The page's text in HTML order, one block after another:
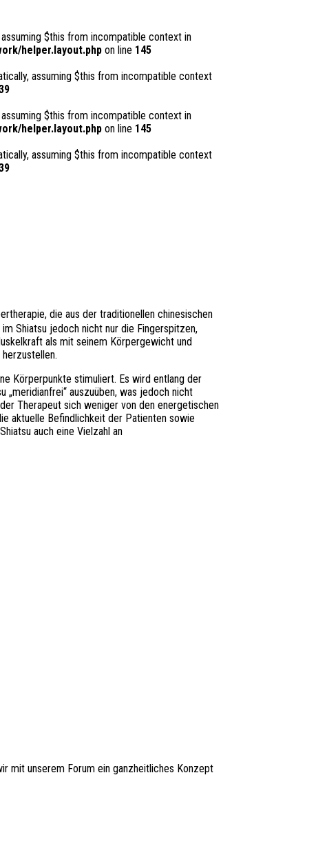
$this from incompatible context in
helper.layout.php on line 145
assuming $this from incompatible context
$this from incompatible context in
helper.layout.php on line 145
assuming $this from incompatible context
die aus der traditionellen chinesischen
Shiatsu jedoch nicht nur die Fingerspitzen,
als mit seinem Körpergewicht und
Körperpunkte stimuliert. Es wird entlang der
„meridianfrei“ auszuüben, was jedoch nicht
Therapeut sich weniger von den energetischen
aktuelle Befindlichkeit der Patienten sowie
auch eine Vielzahl an
mit unserem Forum ein ganzheitliches Konzept